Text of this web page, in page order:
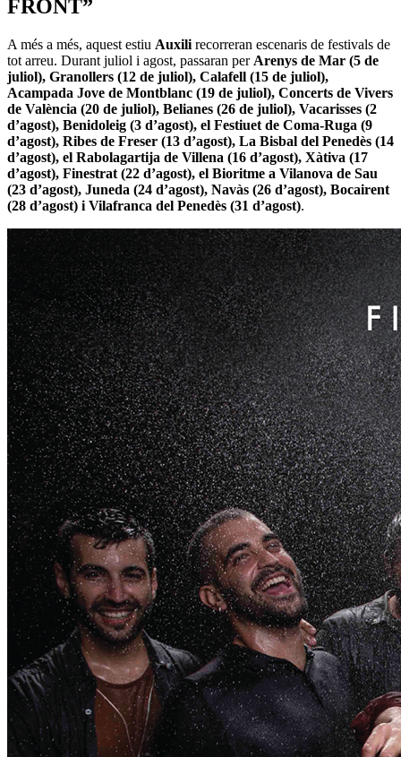
FRONT”
A més a més, aquest estiu Auxili recorreran escenaris de festivals de
tot arreu. Durant juliol i agost, passaran per Arenys de Mar (5 de
juliol), Granollers (12 de juliol), Calafell (15 de juliol),
Acampada Jove de Montblanc (19 de juliol), Concerts de Vivers
de València (20 de juliol), Belianes (26 de juliol), Vacarisses (2
d’agost), Benidoleig (3 d’agost), el Festiuet de Coma-Ruga (9
d’agost), Ribes de Freser (13 d’agost), La Bisbal del Penedès (14
d’agost), el Rabolagartija de Villena (16 d’agost), Xàtiva (17
d’agost), Finestrat (22 d’agost), el Bioritme a Vilanova de Sau
(23 d’agost), Juneda (24 d’agost), Navàs (26 d’agost), Bocairent
(28 d’agost) i Vilafranca del Penedès (31 d’agost).